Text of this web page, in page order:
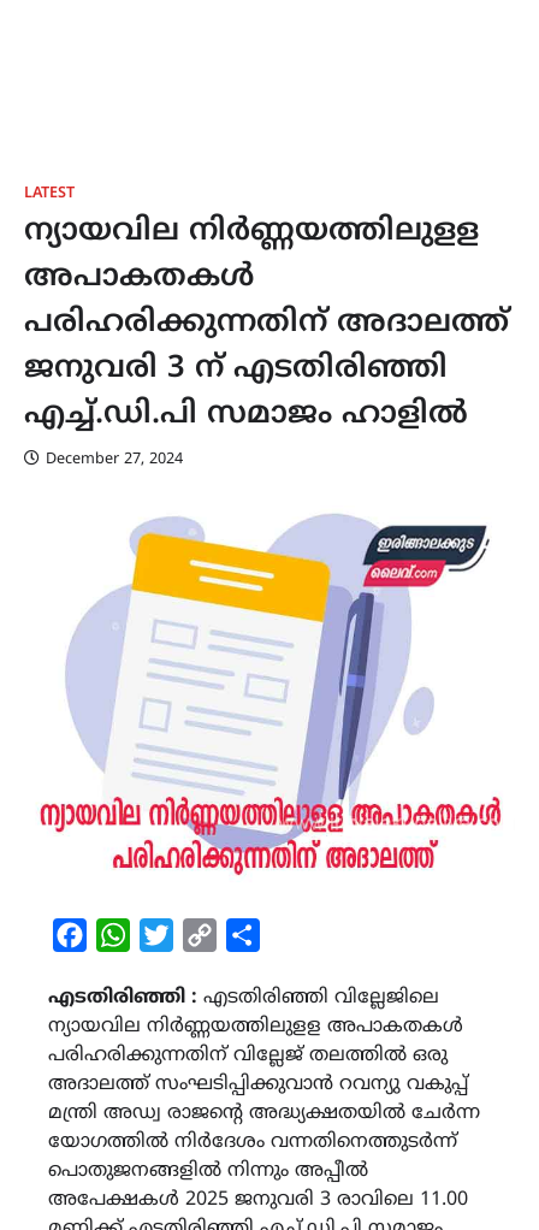
LATEST
ന്യായവില നിര്‍ണ്ണയത്തിലുളള
അപാകതകള്‍
പരിഹരിക്കുന്നതിന് അദാലത്ത്
ജനുവരി 3 ന് എടതിരിഞ്ഞി
എച്ച്.ഡി.പി സമാജം ഹാളില്‍
December 27, 2024
FacebookWhatsAppTwitterCopy
എടതിരിഞ്ഞി : എടതിരിഞ്ഞി വില്ലേജിലെ
ന്യായവില നിര്‍ണ്ണയത്തിലുളള അപാകതകള്‍
പരിഹരിക്കുന്നതിന് വില്ലേജ് തലത്തില്‍ ഒരു
അദാലത്ത് സംഘടിപ്പിക്കുവാന്‍ റവന്യു വകുപ്പ്
മന്ത്രി അഡ്വ രാജന്റെ അദ്ധ്യക്ഷതയില്‍ ചേര്‍ന്ന
യോഗത്തില്‍ നിർദേശം വന്നതിനെത്തുടർന്ന്
പൊതുജനങ്ങളില്‍ നിന്നും അപ്പീല്‍
അപേക്ഷകള്‍ 2025 ജനുവരി 3 രാവിലെ 11.00